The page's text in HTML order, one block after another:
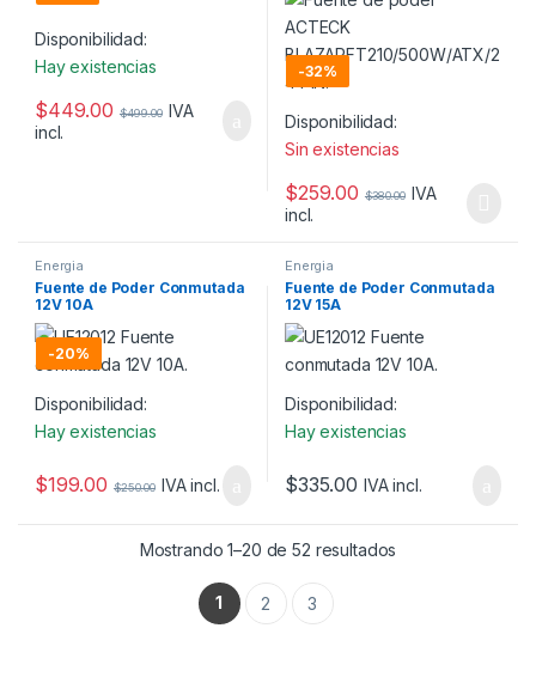
Disponibilidad:
Hay existencias
$449.00 $499.00 IVA
incl.
-32%
Disponibilidad:
Sin existencias
$259.00 $380.00 IVA
incl.
Energia
Fuente de Poder Conmutada
12V 10A
-20%
Disponibilidad:
Hay existencias
$199.00 $250.00 IVA incl.
Energia
Fuente de Poder Conmutada
12V 15A
Disponibilidad:
Hay existencias
$335.00 IVA incl.
Mostrando 1–20 de 52 resultados
1 2 3